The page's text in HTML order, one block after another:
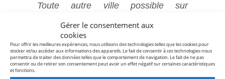
Gérer le consentement aux
cookies
Pour offrir les meilleures expériences, nous utilisons des technologies telles que les cookies pour
stocker et/ou accéder aux informations des appareils. Le fait de consentir à ces technologies nous
permettra de traiter des données telles que le comportement de navigation. Le fait de ne pas
consentir ou de retirer son consentement peut avoir un effet négatif sur certaines caractéristiques
et fonctions.
Toute autre ville possible sur
DEMANDEZ-NOUS UN DEVIS